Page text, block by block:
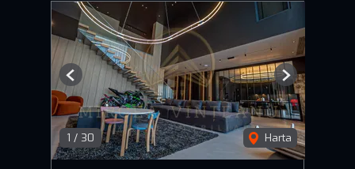
1 / 30 Harta
Previous Next